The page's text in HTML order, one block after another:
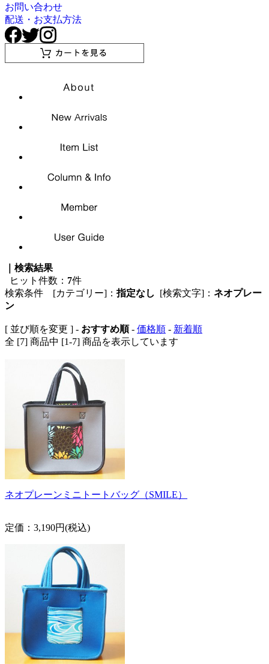
お問い合わせ
配送・お支払方法
｜検索結果
ヒット件数： 7件
検索条件 [カテゴリー]：指定なし [検索文字]： ネオプレー
ン
[ 並び順を変更 ] - おすすめ順- 価格順 - 新着順
全 [7] 商品中 [1-7] 商品を表示しています
ネオプレーンミニトートバッグ（SMILE）
定価：3,190円(税込)